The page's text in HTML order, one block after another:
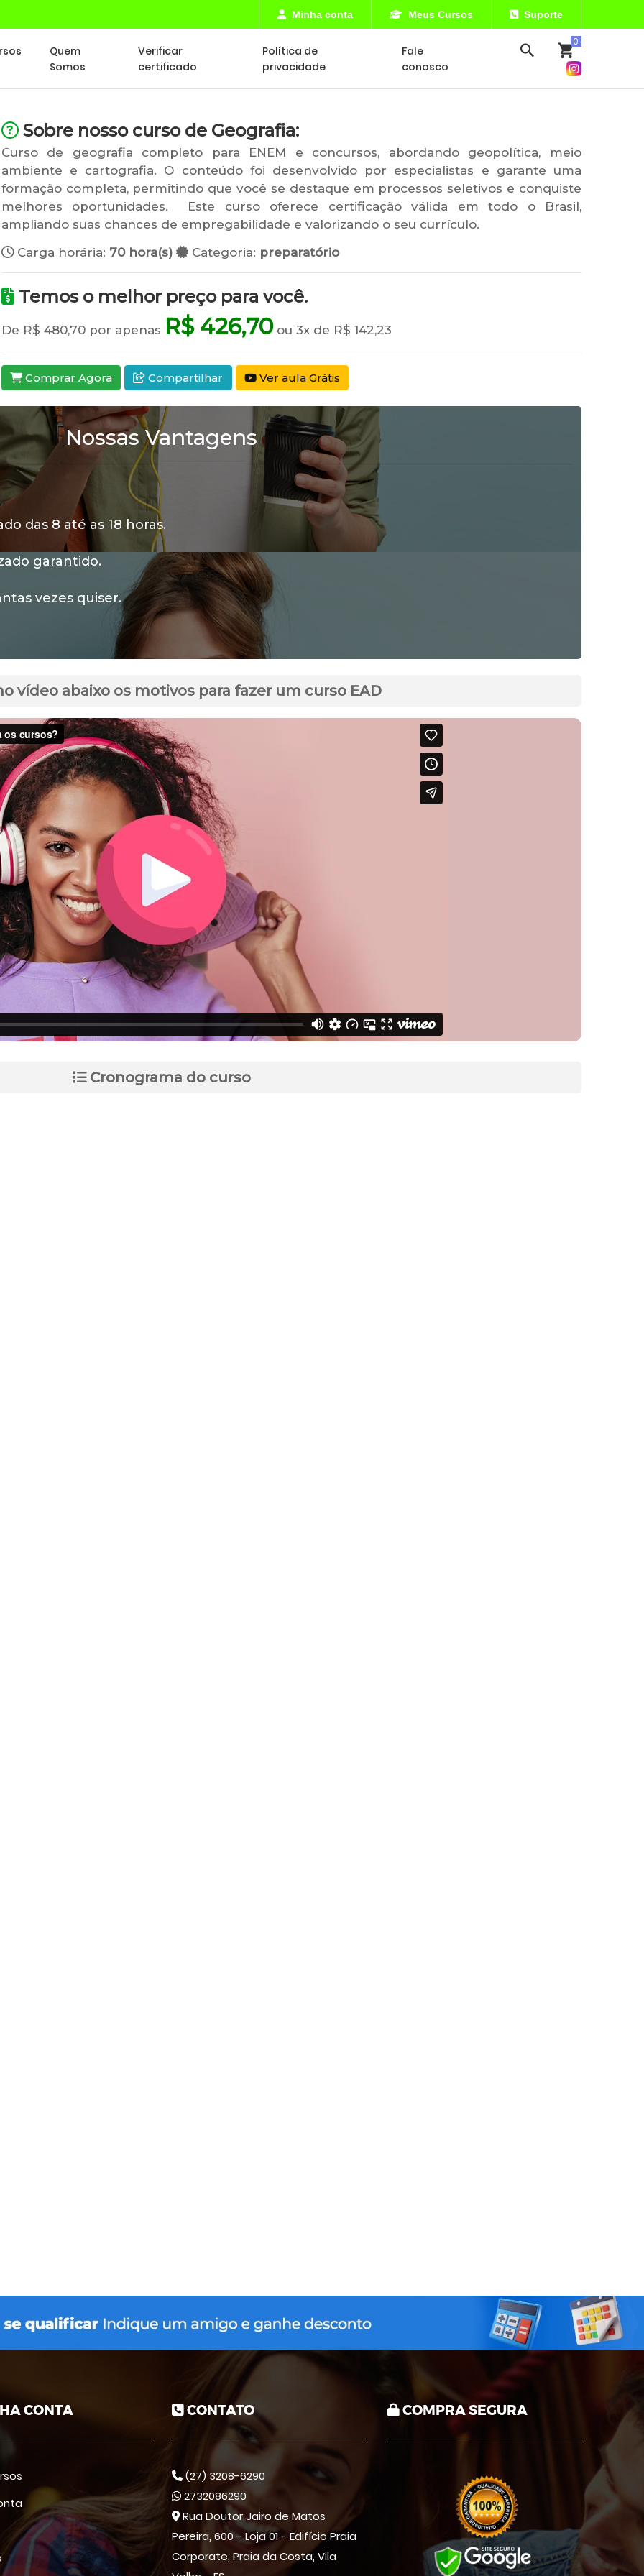
Minha conta Meus Cursos Suporte
Quem
Somos
Verificar
certificado
Política de
privacidade
Fale
conosco
Sobre nosso curso de Geografia:
Curso de geografia completo para ENEM e concursos, abordando geopolítica, meio
ambiente e cartografia. O conteúdo foi desenvolvido por especialistas e garante uma
formação completa, permitindo que você se destaque em processos seletivos e conquiste
melhores oportunidades. Este curso oferece certificação válida em todo o Brasil,
ampliando suas chances de empregabilidade e valorizando o seu currículo.
Carga horária: 70 hora(s) Categoria: preparatório
Temos o melhor preço para você.
De R$ 480,70 por apenas R$ 426,70 ou 3x de R$ 142,23
Comprar Agora Compartilhar Ver aula Grátis
Nossas Vantagens
das 8 até as 18 horas.
garantido.
vezes quiser.
vídeo abaixo os motivos para fazer um curso EAD
Cronograma do curso
CONTA CONTATO
(27) 3208-6290
2732086290
Rua Doutor Jairo de Matos
Pereira, 600 - Loja 01 - Edifício Praia
Corporate, Praia da Costa, Vila
COMPRA SEGURA